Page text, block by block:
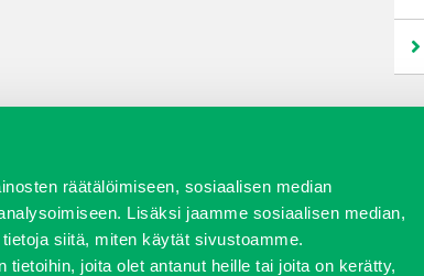
räätälöimiseen, sosiaalisen median
Lisäksi jaamme sosiaalisen median,
siitä, miten käytät sivustoamme.
joita olet antanut heille tai joita on kerätty,
JT Vuokrakone Jälleenmyyjät